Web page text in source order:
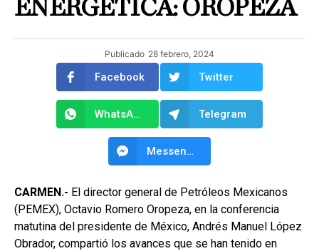
ENERGETICA: OROPEZA
Publicado 28 febrero, 2024
Facebook Twitter
WhatsApp Telegram
Messenger
CARMEN.- El director general de Petróleos Mexicanos
(PEMEX), Octavio Romero Oropeza, en la conferencia
matutina del presidente de México, Andrés Manuel López
Obrador, compartió los avances que se han tenido en